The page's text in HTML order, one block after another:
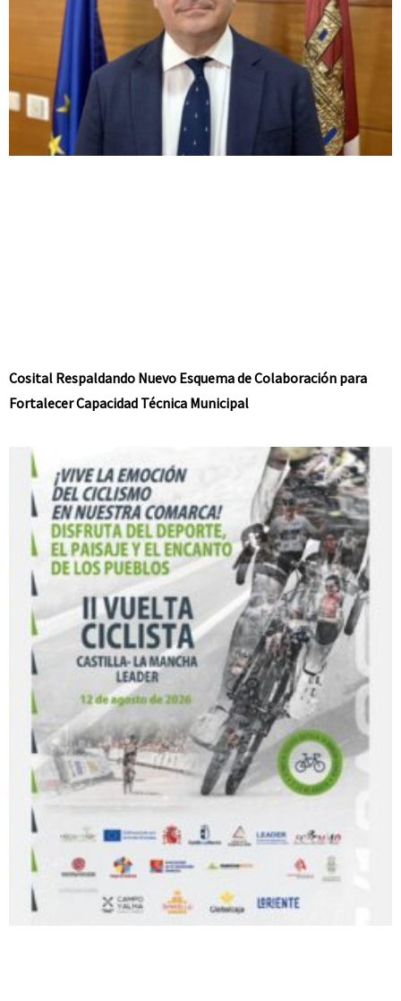
Cosital Respaldando Nuevo Esquema de Colaboración para
Fortalecer Capacidad Técnica Municipal